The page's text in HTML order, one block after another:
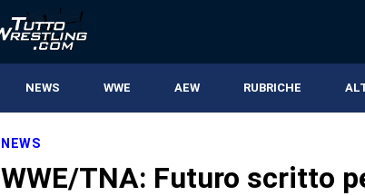
NEWS WWE AEW RUBRICHE
NEWS
WWE/TNA: Futuro scritto